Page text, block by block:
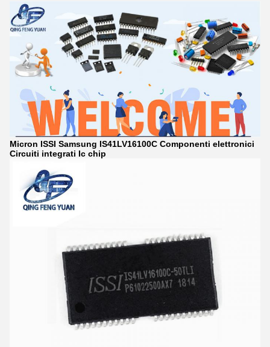
Micron ISSI Samsung IS41LV16100C Componenti elettronici
Circuiti integrati Ic chip